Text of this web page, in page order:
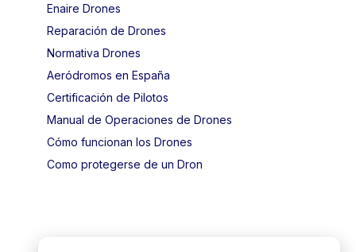
Enaire Drones
Reparación de Drones
Normativa Drones
Aeródromos en España
Certificación de Pilotos
Manual de Operaciones de Drones
Cómo funcionan los Drones
Como protegerse de un Dron